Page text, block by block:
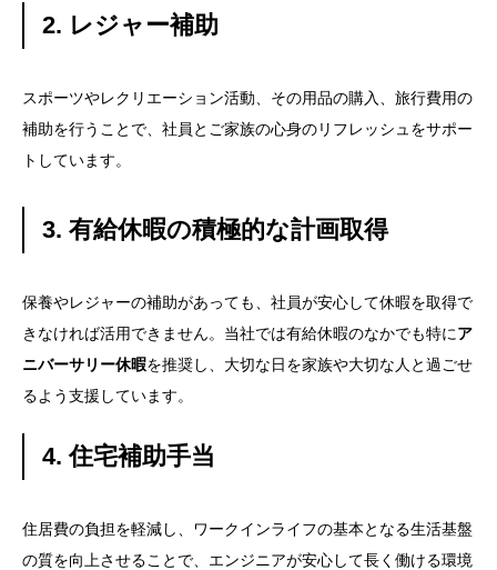
2. レジャー補助
スポーツやレクリエーション活動、その用品の購入、旅行費用の
補助を行うことで、社員とご家族の心身のリフレッシュをサポー
トしています。
3. 有給休暇の積極的な計画取得
保養やレジャーの補助があっても、社員が安心して休暇を取得で
きなければ活用できません。当社では有給休暇のなかでも特にア
ニバーサリー休暇を推奨し、大切な日を家族や大切な人と過ごせ
るよう支援しています。
4. 住宅補助手当
住居費の負担を軽減し、ワークインライフの基本となる生活基盤
の質を向上させることで、エンジニアが安心して長く働ける環境